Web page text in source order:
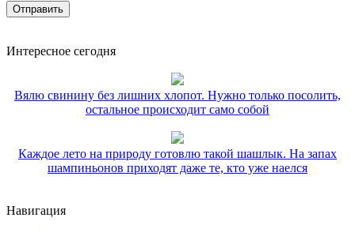
Интересное сегодня
Вялю свинину без лишних хлопот. Нужно только посолить,
остальное происходит само собой
Каждое лето на природу готовлю такой шашлык. На запах
шампиньонов приходят даже те, кто уже наелся
Навигация